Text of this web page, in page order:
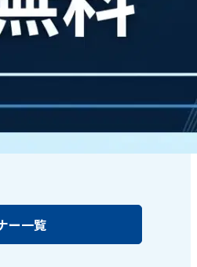
ー一覧